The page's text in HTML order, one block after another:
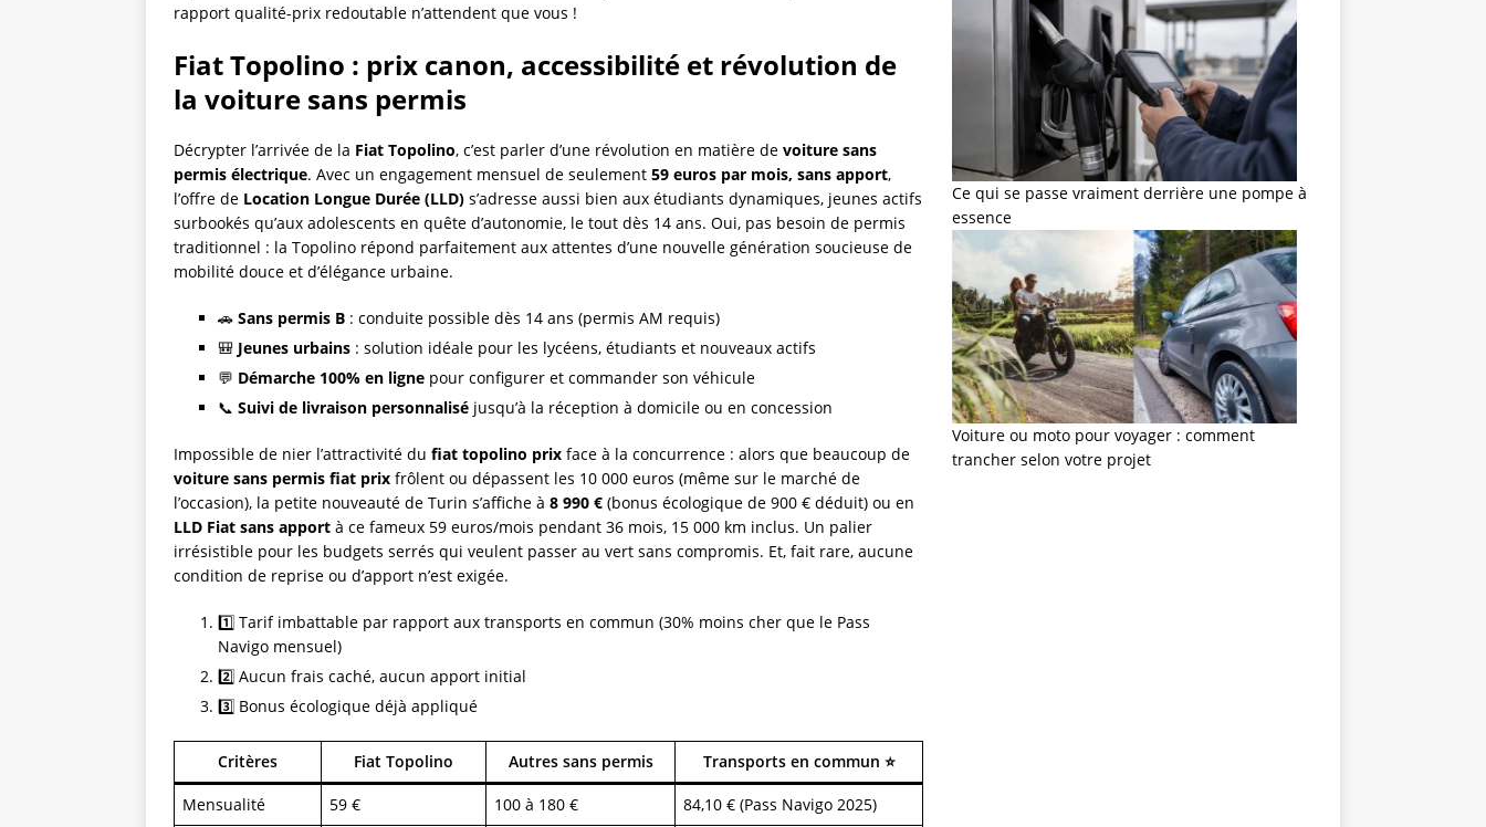
rapport qualité-prix redoutable n’attendent que vous !
Fiat Topolino : prix canon, accessibilité et révolution de
la voiture sans permis
Décrypter l’arrivée de la Fiat Topolino, c’est parler d’une révolution en matière de voiture sans
permis électrique. Avec un engagement mensuel de seulement 59 euros par mois, sans apport,
l’offre de Location Longue Durée (LLD) s’adresse aussi bien aux étudiants dynamiques, jeunes actifs
surbookés qu’aux adolescents en quête d’autonomie, le tout dès 14 ans. Oui, pas besoin de permis
traditionnel : la Topolino répond parfaitement aux attentes d’une nouvelle génération soucieuse de
mobilité douce et d’élégance urbaine.
🚗 Sans permis B : conduite possible dès 14 ans (permis AM requis)
🎒 Jeunes urbains : solution idéale pour les lycéens, étudiants et nouveaux actifs
💬 Démarche 100% en ligne pour configurer et commander son véhicule
📞 Suivi de livraison personnalisé jusqu’à la réception à domicile ou en concession
Impossible de nier l’attractivité du fiat topolino prix face à la concurrence : alors que beaucoup de
voiture sans permis fiat prix frôlent ou dépassent les 10 000 euros (même sur le marché de
l’occasion), la petite nouveauté de Turin s’affiche à 8 990 € (bonus écologique de 900 € déduit) ou en
LLD Fiat sans apport à ce fameux 59 euros/mois pendant 36 mois, 15 000 km inclus. Un palier
irrésistible pour les budgets serrés qui veulent passer au vert sans compromis. Et, fait rare, aucune
condition de reprise ou d’apport n’est exigée.
1️⃣ Tarif imbattable par rapport aux transports en commun (30% moins cher que le Pass
Navigo mensuel)
2️⃣ Aucun frais caché, aucun apport initial
3️⃣ Bonus écologique déjà appliqué
Critères Fiat Topolino Autres sans permis Transports en commun ⭐
Mensualité 59 € 100 à 180 €
84,10 € (Pass Navigo 2025)
Ce qui se passe vraiment derrière une pompe à
essence
Voiture ou moto pour voyager : comment
trancher selon votre projet